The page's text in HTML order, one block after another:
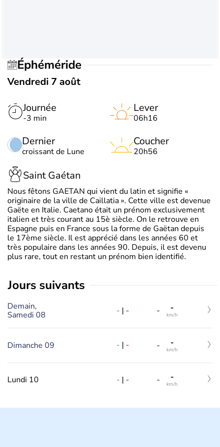
Éphéméride
Vendredi 7 août
Journée
-3 min
Dernier
croissant de Lune
Lever
06h16
Coucher
20h56
Saint Gaétan
Nous fêtons GAETAN qui vient du latin et signifie «
originaire de la ville de Caillatia ». Cette ville est devenue
Gaëte en Italie. Caetano était un prénom exclusivement
italien et très courant au 15è siècle. On le retrouve en
Espagne puis en France sous la forme de Gaëtan depuis
le 17ème siècle. Il est apprécié dans les années 60 et
très populaire dans les années 90. Depuis, il est devenu
plus rare, tout en restant un prénom bien identifié.
jours suivants
Demain,
Samedi 08
- | - - -
km/h
Dimanche 09 - | - - -
km/h
Lundi 10 - | - - -
km/h